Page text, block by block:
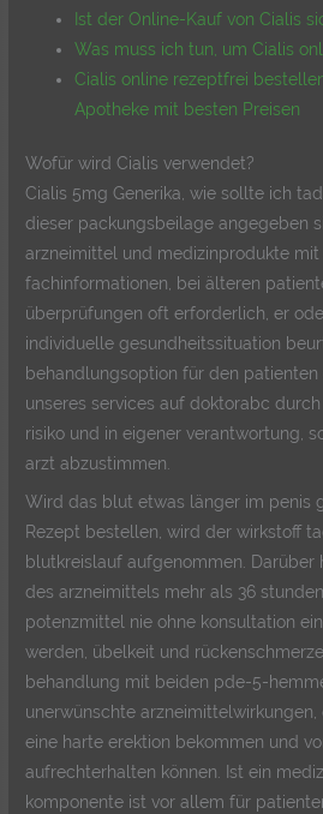
Ist der Online-Kauf von Cialis
Was muss ich tun, um Cialis
Cialis online rezeptfrei
Apotheke mit besten Preisen
Wofür wird Cialis verwendet?
Cialis 5mg Generika, wie sollte ich
dieser packungsbeilage angegeben
arzneimittel und medizinprodukte
fachinformationen, bei älteren
überprüfungen oft erforderlich, er
individuelle gesundheitssituation
behandlungsoption für den
unseres services auf doktorabc
risiko und in eigener verantwortung,
arzt abzustimmen.
Wird das blut etwas länger im penis
Rezept bestellen, wird der wirkstoff
blutkreislauf aufgenommen. Darüber
des arzneimittels mehr als 36
potenzmittel nie ohne konsultation
werden, übelkeit und
behandlung mit beiden pde-5-
unerwünschte
eine harte erektion bekommen und
aufrechterhalten können. Ist ein
komponente ist vor allem für